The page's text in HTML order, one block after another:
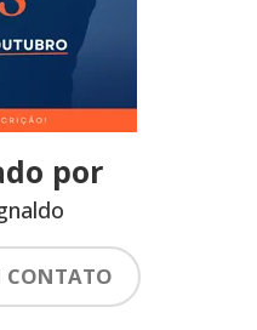
por
CONTATO